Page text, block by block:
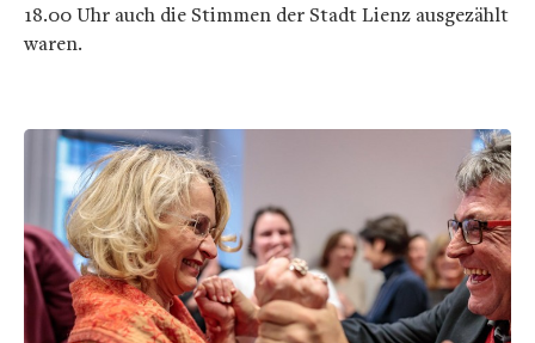
18.00 Uhr auch die Stimmen der Stadt Lienz ausgezählt
waren.